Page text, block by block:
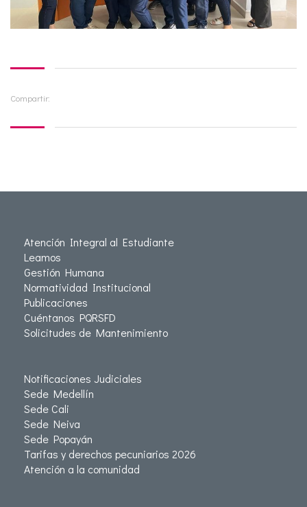
Compartir:
Atención Integral al Estudiante
Leamos
Gestión Humana
Normatividad Institucional
Publicaciones
Cuéntanos PQRSFD
Solicitudes de Mantenimiento
Notificaciones Judiciales
Sede Medellín
Sede Cali
Sede Neiva
Sede Popayán
Tarifas y derechos pecuniarios 2026
Atención a la comunidad